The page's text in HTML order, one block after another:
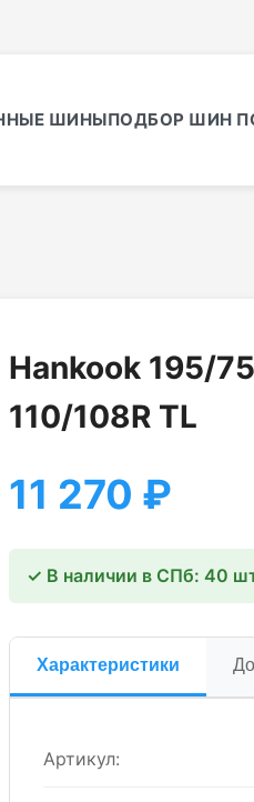
ШИНЫПОДБОР ШИН
Hankook 195/
110/108R TL
11 270 ₽
✓ В наличии в СПб: 40
Характеристики
Артикул: